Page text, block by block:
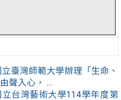
立臺灣師範大學辦理「生命、
聲入心， ...
立台灣藝術大學114學年度第